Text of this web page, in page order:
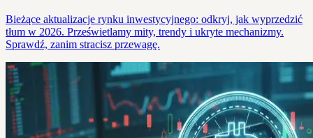
Bieżące aktualizacje rynku inwestycyjnego: odkryj, jak wyprzedzić
tłum w 2026. Prześwietlamy mity, trendy i ukryte mechanizmy.
Sprawdź, zanim stracisz przewagę.